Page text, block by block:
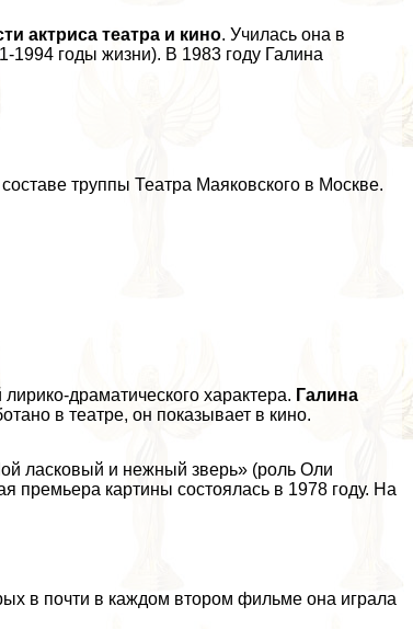
актриса театра и кино. Училась она в
1994 годы жизни). В 1983 году Галина
труппы Театра Маяковского в Москве.
драматического хаpaктера. Галина
в театре, он показывает в кино.
ласковый и нежный зверь» (роль Оли
премьера картины состоялась в 1978 году. На
в почти в каждом втором фильме она играла